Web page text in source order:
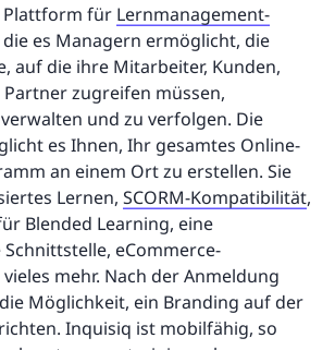
Plattform für Lernmanagement-
die es Managern ermöglicht, die
auf die ihre Mitarbeiter, Kunden,
zugreifen müssen,
und zu verfolgen. Die
es Ihnen, Ihr gesamtes Online-
an einem Ort zu erstellen. Sie
Lernen, SCORM-Kompatibilität,
Blended Learning, eine
eCommerce-
mehr. Nach der Anmeldung
Möglichkeit, ein Branding auf der
Inquisiq ist mobilfähig, so